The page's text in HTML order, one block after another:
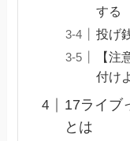
する
投げ
【
付け
17ライブ
とは